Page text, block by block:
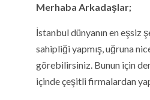
Merhaba Arkadaşlar;
İstanbul dünyanın en eşsiz
sahipliği yapmış, uğruna
görebilirsiniz. Bunun için
içinde çeşitli firmalardan